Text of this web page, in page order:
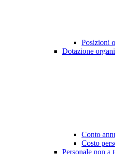
Posizioni
Dotazione
Conto
Costo
Personale non a